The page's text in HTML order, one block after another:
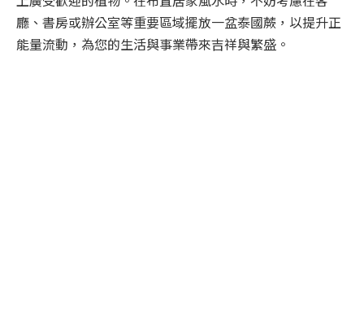
廳、書房或辦公室等重要區域擺放一盆泰國蕨，以提升正
能量流動，為您的生活與事業帶來吉祥與繁盛。